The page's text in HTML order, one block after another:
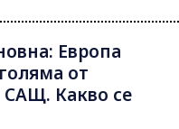
Европа
от
Какво се